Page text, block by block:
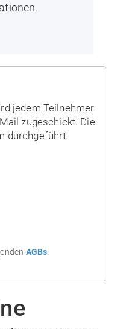
jedem Teilnehmer
zugeschickt. Die
durchgeführt.
AGBs